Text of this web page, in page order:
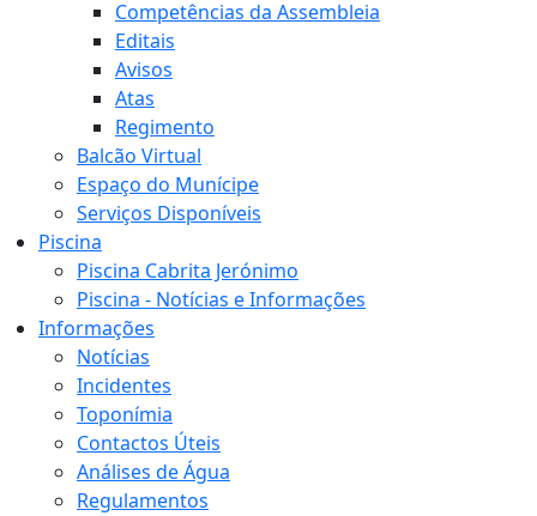
Competências da Assembleia
Editais
Avisos
Atas
Regimento
Balcão Virtual
Espaço do Munícipe
Serviços Disponíveis
Piscina
Piscina Cabrita Jerónimo
Piscina - Notícias e Informações
Informações
Notícias
Incidentes
Toponímia
Contactos Úteis
Análises de Água
Regulamentos